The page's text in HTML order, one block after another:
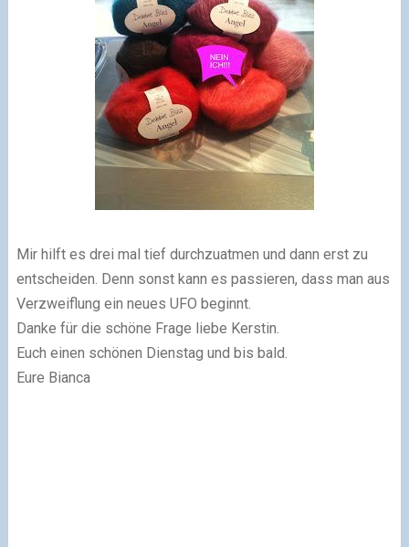
Mir hilft es drei mal tief durchzuatmen und dann erst zu
entscheiden. Denn sonst kann es passieren, dass man aus
Verzweiflung ein neues UFO beginnt.
Danke für die schöne Frage liebe Kerstin.
Euch einen schönen Dienstag und bis bald.
Eure Bianca